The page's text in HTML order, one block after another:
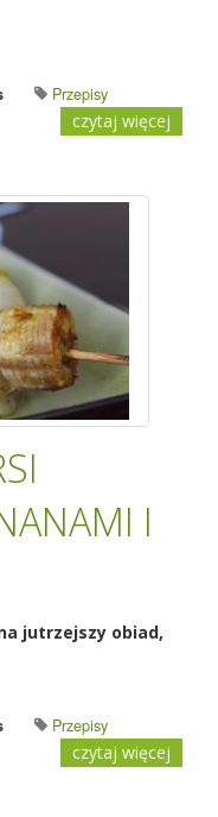
Przepisy
czytaj więcej
I
jutrzejszy obiad,
Przepisy
czytaj więcej